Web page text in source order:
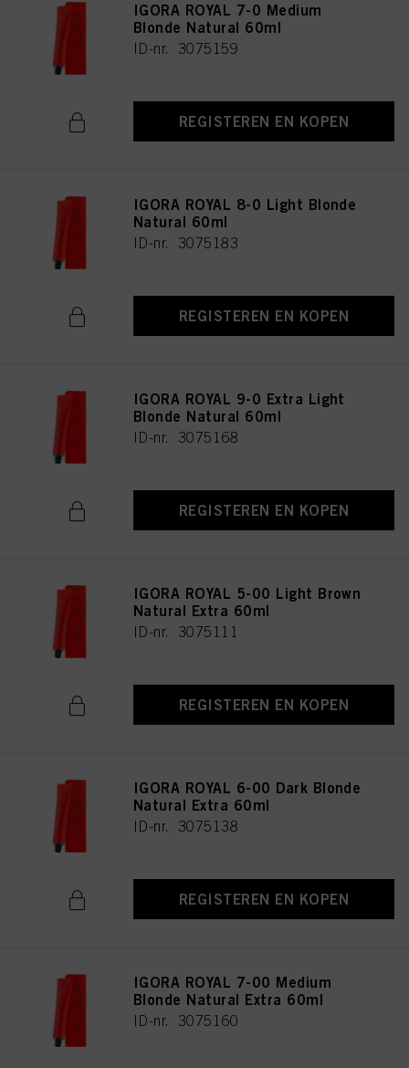
IGORA ROYAL 7-0 Medium
Blonde Natural 60ml
ID-nr. 3075159
REGISTEREN EN KOPEN
IGORA ROYAL 8-0 Light Blonde
Natural 60ml
ID-nr. 3075183
REGISTEREN EN KOPEN
IGORA ROYAL 9-0 Extra Light
Blonde Natural 60ml
ID-nr. 3075168
REGISTEREN EN KOPEN
IGORA ROYAL 5-00 Light Brown
Natural Extra 60ml
ID-nr. 3075111
REGISTEREN EN KOPEN
IGORA ROYAL 6-00 Dark Blonde
Natural Extra 60ml
ID-nr. 3075138
REGISTEREN EN KOPEN
IGORA ROYAL 7-00 Medium
Blonde Natural Extra 60ml
ID-nr. 3075160